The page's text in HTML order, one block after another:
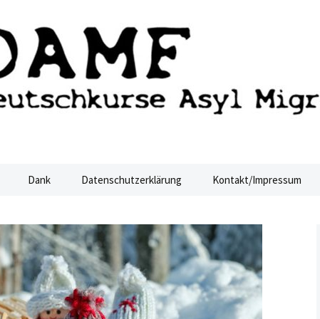
Dresden
Dank Datenschutzerklärung Kontakt/Impressum